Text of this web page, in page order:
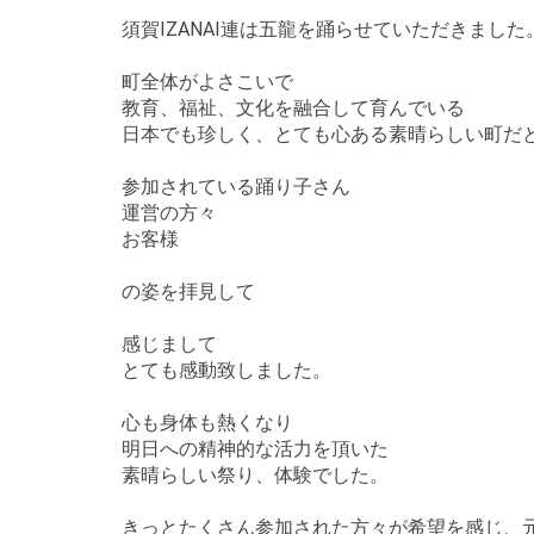
須賀IZANAI連は五龍を踊らせていただきました。
町全体がよさこいで
教育、福祉、文化を融合して育んでいる
日本でも珍しく、とても心ある素晴らしい町だ
参加されている踊り子さん
運営の方々
お客様
の姿を拝見して
感じまして
とても感動致しました。
心も身体も熱くなり
明日への精神的な活力を頂いた
素晴らしい祭り、体験でした。
きっとたくさん参加された方々が希望を感じ、